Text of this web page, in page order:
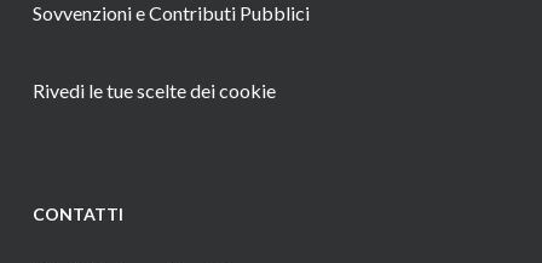
Sovvenzioni e Contributi Pubblici
Rivedi le tue scelte dei cookie
CONTATTI